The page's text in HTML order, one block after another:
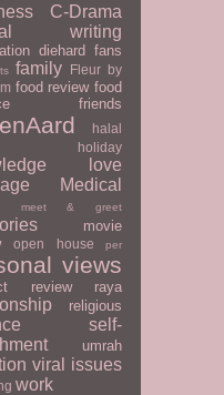
C-Drama
writing
diehard fans
family
Fleur by
food review food
friends
halal
holiday
love
Medical
meet & greet
movie
open house per
views
review raya
religious
self-
umrah
viral issues
work